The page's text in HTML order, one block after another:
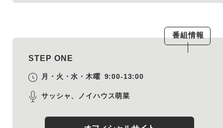
番組情報
STEP ONE
月・火・水・木曜 9:00-13:00
サッシャ、ノイハウス萌菜